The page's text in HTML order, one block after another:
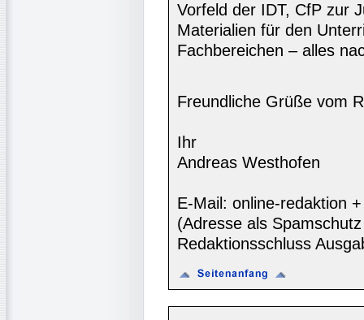
Vorfeld der IDT, CfP zur
Materialien für den
Fachbereichen – alles
Freundliche Grüße vom
Ihr
Andreas Westhofen
E-Mail: online-redaktion
(Adresse als
Redaktionsschluss